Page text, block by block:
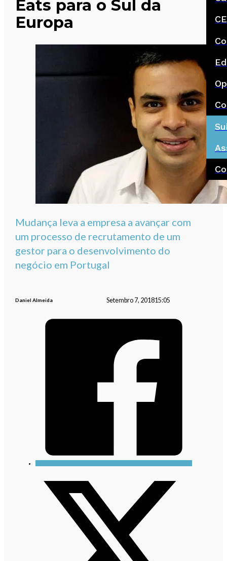
Eats para o Sul da
Europa
Mudança leva a empresa a avançar com
um processo de recrutamento de um
gestor para o desenvolvimento do
negócio em Portugal
Daniel Almeida Setembro 7, 201815:05